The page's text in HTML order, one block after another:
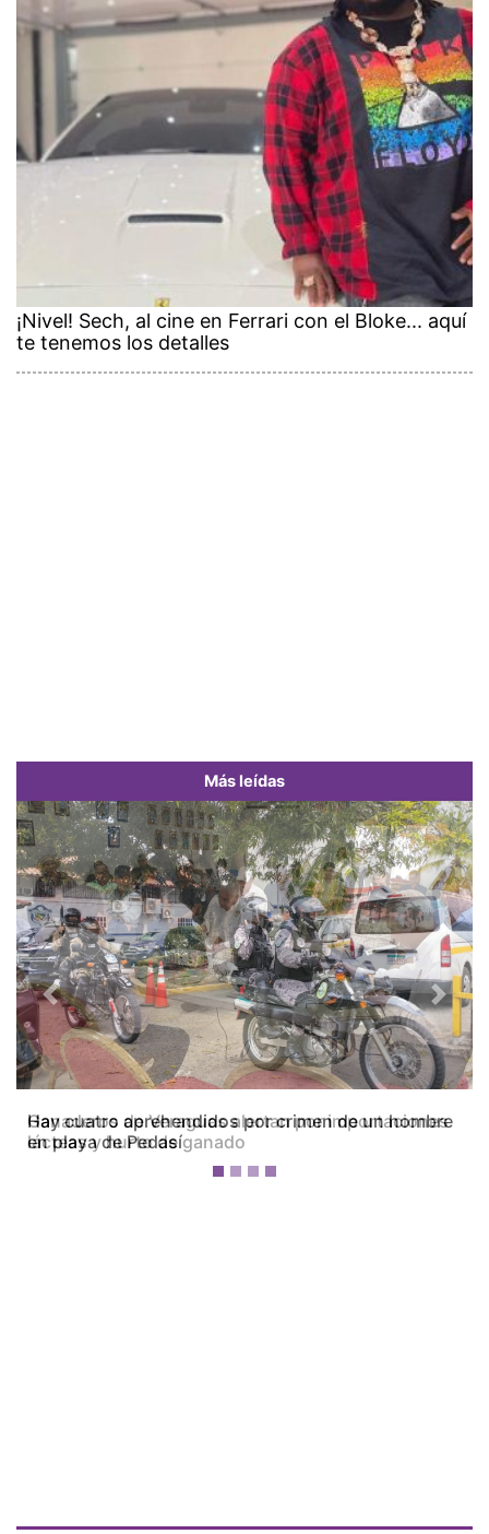
¡Nivel! Sech, al cine en Ferrari con el Bloke... aquí
te tenemos los detalles
Más leídas
Ganaderos de Veraguas alertan por importaciones
lácteas y hurto de ganado
Previous Next